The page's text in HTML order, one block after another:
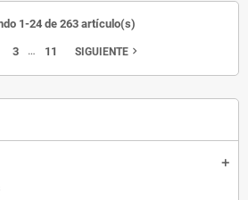
add
quitar, en 10 minutos!!• Este
lámpara LED/UV.
1-24 de 263 artículo(s)
3 … 11 SIGUIENTE navigate_next